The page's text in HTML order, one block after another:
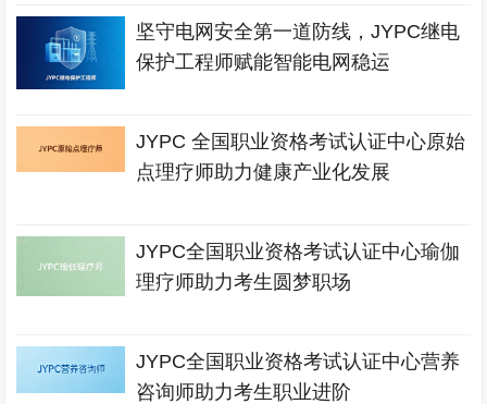
坚守电网安全第一道防线，JYPC继电
保护工程师赋能智能电网稳运
JYPC 全国职业资格考试认证中心原始
点理疗师助力健康产业化发展
JYPC全国职业资格考试认证中心瑜伽
理疗师助力考生圆梦职场
JYPC全国职业资格考试认证中心营养
咨询师助力考生职业进阶